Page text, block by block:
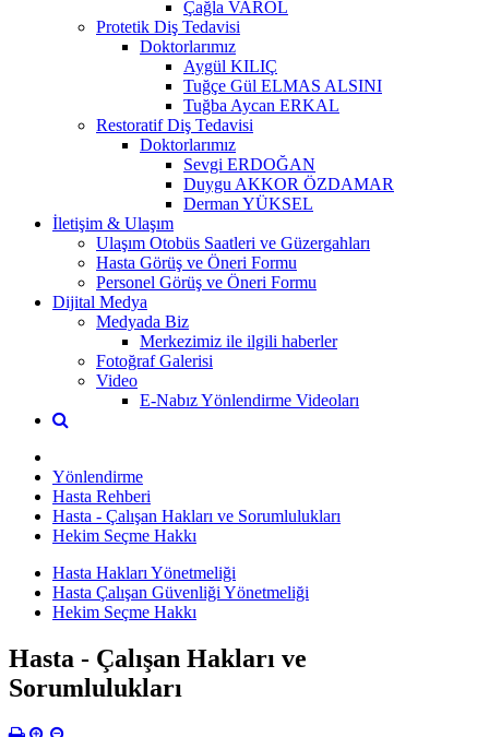
Çağla VAROL
Protetik Diş Tedavisi
Doktorlarımız
Aygül KILIÇ
Tuğçe Gül ELMAS ALSINI
Tuğba Aycan ERKAL
Restoratif Diş Tedavisi
Doktorlarımız
Sevgi ERDOĞAN
Duygu AKKOR ÖZDAMAR
Derman YÜKSEL
İletişim & Ulaşım
Ulaşım Otobüs Saatleri ve Güzergahları
Hasta Görüş ve Öneri Formu
Personel Görüş ve Öneri Formu
Dijital Medya
Medyada Biz
Merkezimiz ile ilgili haberler
Fotoğraf Galerisi
Video
E-Nabız Yönlendirme Videoları
Yönlendirme
Hasta Rehberi
Hasta - Çalışan Hakları ve Sorumlulukları
Hekim Seçme Hakkı
Hasta Hakları Yönetmeliği
Hasta Çalışan Güvenliği Yönetmeliği
Hekim Seçme Hakkı
Hasta - Çalışan Hakları ve
Sorumlulukları